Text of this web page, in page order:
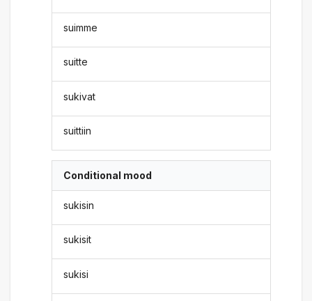
suimme
suitte
sukivat
suittiin
Conditional mood
sukisin
sukisit
sukisi